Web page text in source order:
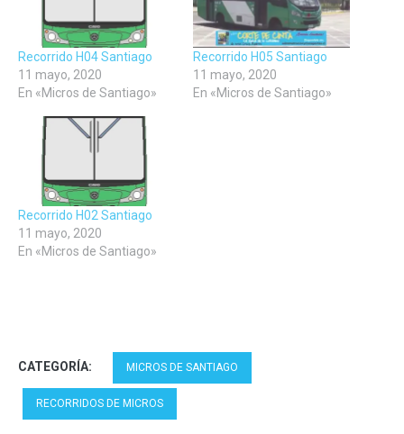
Recorrido H04 Santiago
11 mayo, 2020
En «Micros de Santiago»
Recorrido H05 Santiago
11 mayo, 2020
En «Micros de Santiago»
Recorrido H02 Santiago
11 mayo, 2020
En «Micros de Santiago»
CATEGORÍA: MICROS DE SANTIAGO
RECORRIDOS DE MICROS